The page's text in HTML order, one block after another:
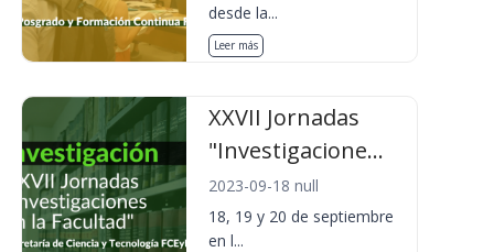
desde la...
Leer más
XXVII Jornadas
"Investigacione...
2023-09-18 null
18, 19 y 20 de septiembre
en l...